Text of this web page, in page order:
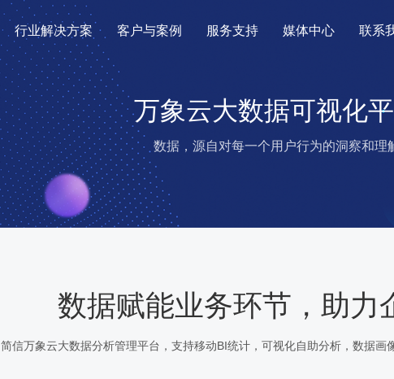
行业解决方案 客户与案例 服务支持 媒体中心 联系
万象云大数据可视化
数据，源自对每一个用户行为的洞察和理
数据赋能业务环节，助力
简信万象云大数据分析管理平台，支持移动BI统计，可视化自助分析，数据画